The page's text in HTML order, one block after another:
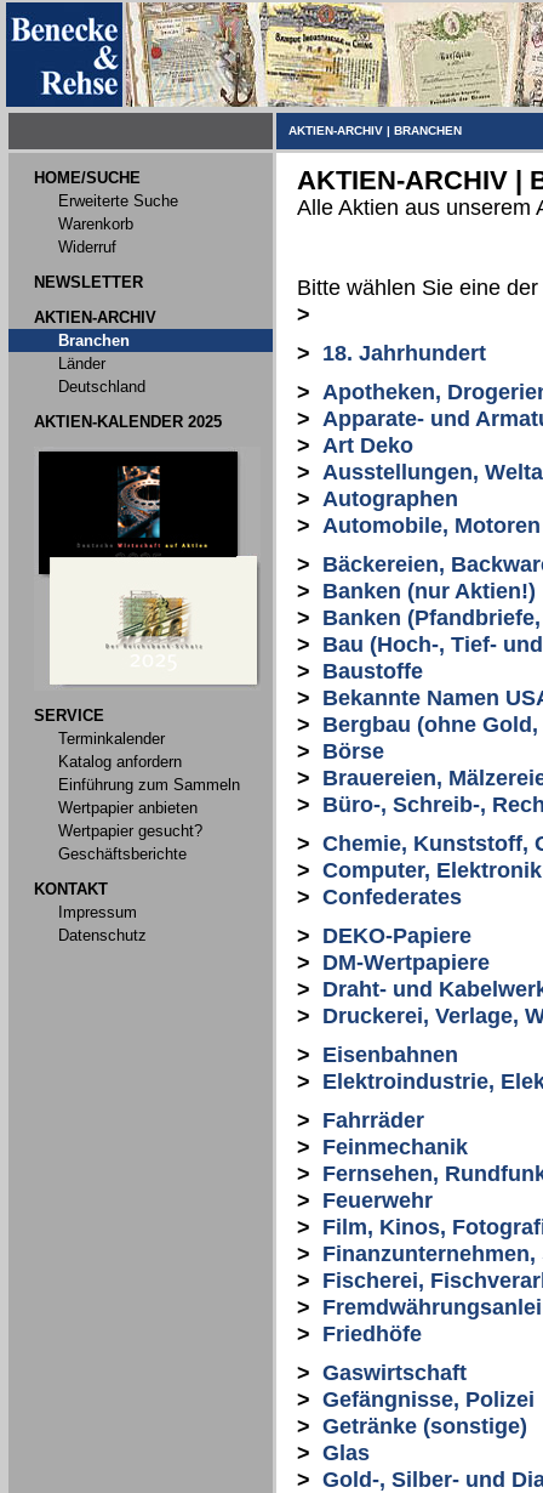
AKTIEN-ARCHIV | BRANCHEN
HOME/SUCHE
Erweiterte Suche
Warenkorb
Widerruf
NEWSLETTER
AKTIEN-ARCHIV
Branchen
Länder
Deutschland
AKTIEN-KALENDER 2025
SERVICE
Terminkalender
Katalog anfordern
Einführung zum Sammeln
Wertpapier anbieten
Wertpapier gesucht?
Geschäftsberichte
KONTAKT
Impressum
Datenschutz
AKTIEN-ARCHIV |
Alle Aktien aus unserem
Bitte wählen Sie eine
>
> 18. Jahrhundert
> Apotheken,
> Apparate- und
> Art Deko
> Ausstellungen,
> Autographen
> Automobile, Motoren
> Bäckereien,
> Banken (nur Aktien!)
> Banken
> Bau (Hoch-, Tief-
> Baustoffe
> Bekannte Namen
> Bergbau (ohne
> Börse
> Brauereien,
> Büro-, Schreib-,
> Chemie, Kunststoff,
> Computer, Elektronik
> Confederates
> DEKO-Papiere
> DM-Wertpapiere
> Draht- und
> Druckerei, Verlage,
> Eisenbahnen
> Elektroindustrie,
> Fahrräder
> Feinmechanik
> Fernsehen,
> Feuerwehr
> Film, Kinos,
>
> Fischerei,
>
> Friedhöfe
> Gaswirtschaft
> Gefängnisse, Polizei
> Getränke (sonstige)
> Glas
> Gold-, Silber- und